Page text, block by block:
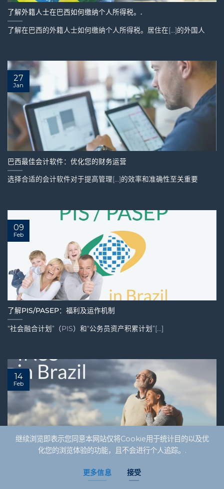
了解外籍人士在巴西如何缴纳个人所得税。.
了解在巴西的外籍人士如何缴纳个人所得税。居住在[...]的外国人
巴西最佳会计软件：优化您的财务运营
选择合适的会计软件对于提高管理[...]的效率和准确性至关重要
27
Jan
了解PIS/PASEP：福利及运作机制
“社会融合计划”（PIS）和“公务员资产积累计划”[...]
09
Feb
在巴西，国家社会保障局（INSS）[...]
14
Feb
继续浏览即表示您同意本网站仅将Cookie用于统计目的以及优
化您的浏览体验的功能，且不会进行个人追踪。.
更多信息 接受